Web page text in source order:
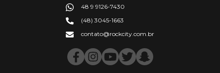
48 9 9126-7430
(48) 3045-1663
contato@rockcity.com.br